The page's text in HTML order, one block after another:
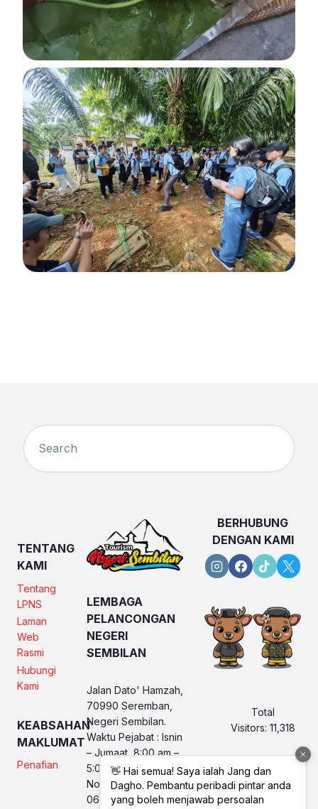
TENTANG
KAMI
Tentang
LPNS
Laman
Web
Rasmi
Hubungi
Kami
KEABSAHAN
MAKLUMAT
Penafian
LEMBAGA
PELANCONGAN
NEGERI
SEMBILAN
Jalan Dato' Hamzah,
70990 Seremban,
Negeri Sembilan.
Waktu Pejabat : Isnin
– Jumaat, 8:00 am –
5:00 pm
No. Telefon LPNS :
06 760 2560
BERHUBUNG
DENGAN KAMI
Total
Visitors: 11,318